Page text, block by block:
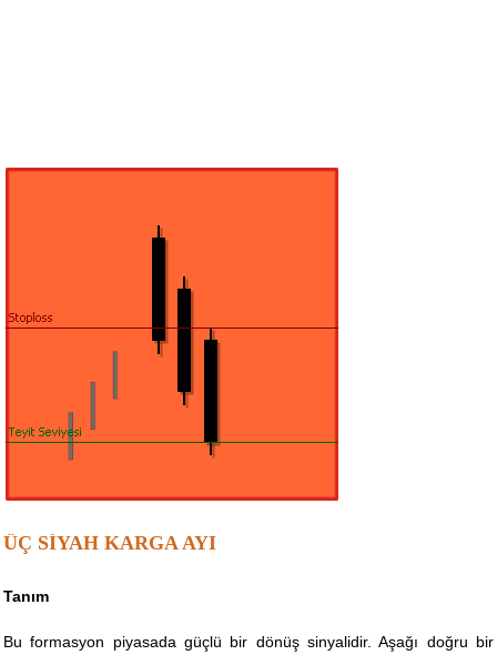
ÜÇ SİYAH KARGA AYI
Tanım
Bu formasyon piyasada güçlü bir dönüş sinyalidir. Aşağı doğru bir